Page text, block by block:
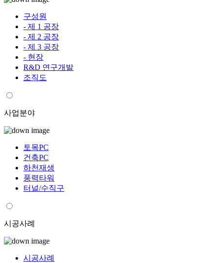
구성원
- 제 1 공장
- 제 2 공장
- 제 3 공장
- 현장
R&D 연구개발
조직도
사업분야
토목PC
건축PC
하천재생
풍력타워
터널/수직구
시공사례
시공사례